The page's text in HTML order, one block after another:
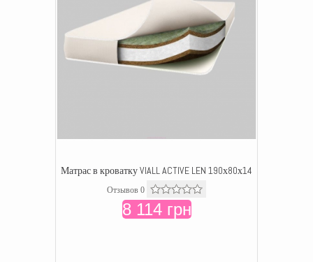
Матрас в кроватку VIALL ACTIVE LEN 190х80х14
Отзывов 0
8 114 грн